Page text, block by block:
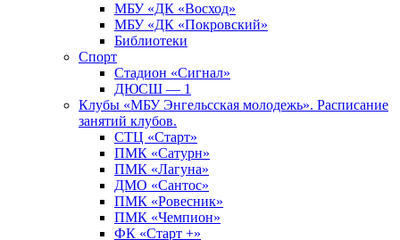
МБУ «ДК «Восход»
МБУ «ДК «Покровский»
Библиотеки
Спорт
Стадион «Сигнал»
ДЮСШ — 1
Клубы «МБУ Энгельсская молодежь». Расписание
занятий клубов.
СТЦ «Старт»
ПМК «Сатурн»
ПМК «Лагуна»
ДМО «Сантос»
ПМК «Ровесник»
ПМК «Чемпион»
ФК «Старт +»